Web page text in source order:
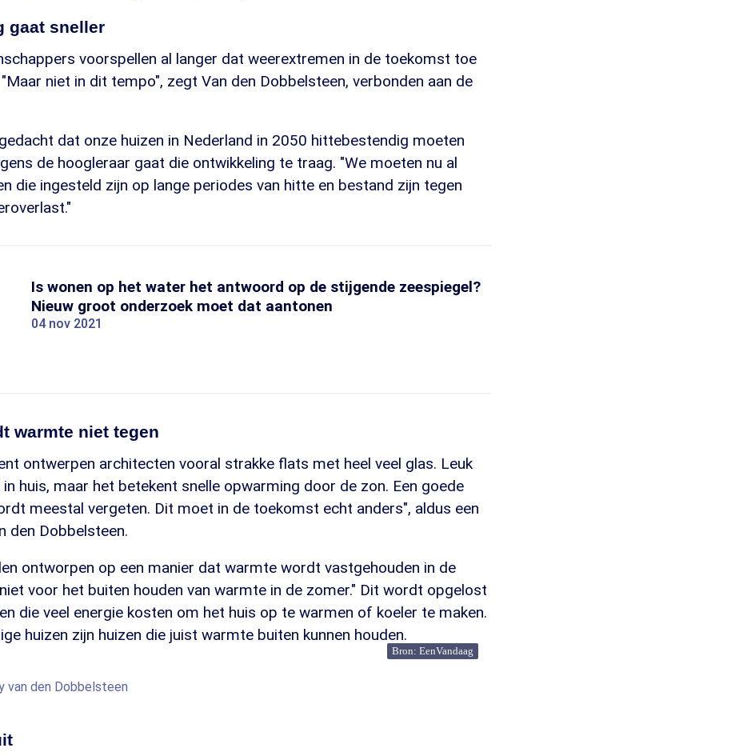
gaat sneller
voorspellen al langer dat weerextremen in de toekomst toe
niet in dit tempo", zegt Van den Dobbelsteen, verbonden aan de
dat onze huizen in Nederland in 2050 hittebestendig moeten
de hoogleraar gaat die ontwikkeling te traag. "We moeten nu al
die ingesteld zijn op lange periodes van hitte en bestand zijn tegen
Is wonen op het water het antwoord op de stijgende zeespiegel?
Nieuw groot onderzoek moet dat aantonen
04 nov 2021
warmte niet tegen
ontwerpen architecten vooral strakke flats met heel veel glas. Leuk
huis, maar het betekent snelle opwarming door de zon. Een goede
meestal vergeten. Dit moet in de toekomst echt anders", aldus een
den Dobbelsteen.
ontworpen op een manier dat warmte wordt vastgehouden in de
voor het buiten houden van warmte in de zomer." Dit wordt opgelost
die veel energie kosten om het huis op te warmen of koeler te maken.
huizen zijn huizen die juist warmte buiten kunnen houden.
Bron: EenVandaag
van den Dobbelsteen